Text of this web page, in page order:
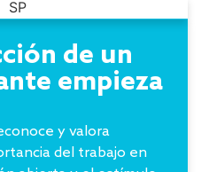
de un
empieza
y valora
del trabajo en